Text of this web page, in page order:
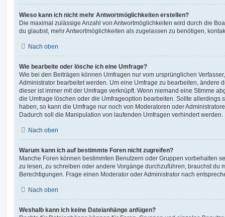
Wieso kann ich nicht mehr Antwortmöglichkeiten erstellen?
Die maximal zulässige Anzahl von Antwortmöglichkeiten wird durch die
du glaubst, mehr Antwortmöglichkeiten als zugelassen zu benötigen,
Nach oben
Wie bearbeite oder lösche ich eine Umfrage?
Wie bei den Beiträgen können Umfragen nur vom ursprünglichen
Administrator bearbeitet werden. Um eine Umfrage zu bearbeiten, ändere
dieser ist immer mit der Umfrage verknüpft. Wenn niemand eine Stimme
die Umfrage löschen oder die Umfrageoption bearbeiten. Sollte allerdings
haben, so kann die Umfrage nur noch von Moderatoren oder
Dadurch soll die Manipulation von laufenden Umfragen verhindert werden.
Nach oben
Warum kann ich auf bestimmte Foren nicht zugreifen?
Manche Foren können bestimmten Benutzern oder Gruppen vorbehalten
zu lesen, zu schreiben oder andere Vorgänge durchzuführen, brauchst du
Berechtigungen. Frage einen Moderator oder Administrator nach
Nach oben
Weshalb kann ich keine Dateianhänge anfügen?